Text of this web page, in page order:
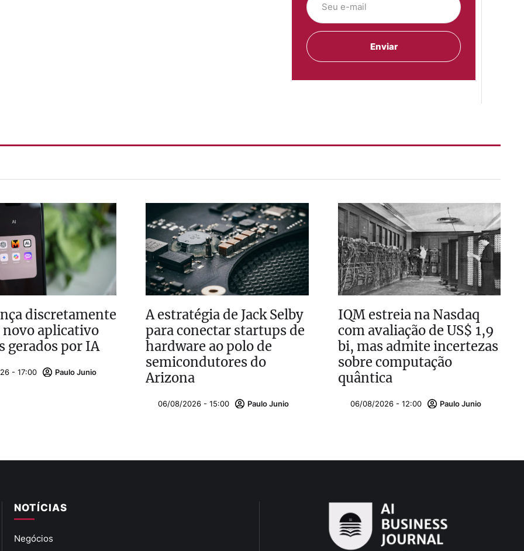
discretamente
novo aplicativo
gerados por IA
- 17:00 Paulo Junio
A estratégia de Jack Selby
para conectar startups de
hardware ao polo de
semicondutores do
Arizona
06/08/2026 - 15:00 Paulo Junio
IQM estreia na Nasdaq
com avaliação de US$ 1,9
bi, mas admite incertezas
sobre computação
quântica
06/08/2026 - 12:00 Paulo Junio
NOTÍCIAS
Negócios